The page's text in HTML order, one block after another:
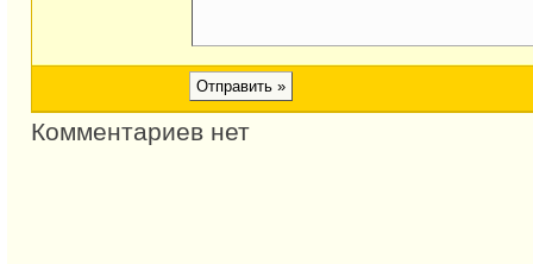
Комментариев нет